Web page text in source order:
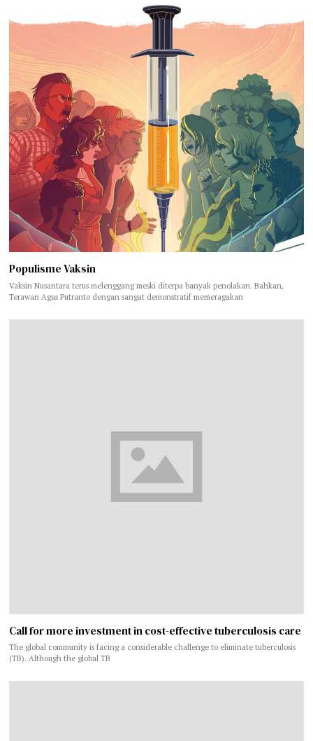
Populisme Vaksin
Vaksin Nusantara terus melenggang meski diterpa banyak penolakan. Bahkan,
Terawan Agus Putranto dengan sangat demonstratif memeragakan
Call for more investment in cost-effective tuberculosis care
The global community is facing a considerable challenge to eliminate tuberculosis
(TB). Although the global TB